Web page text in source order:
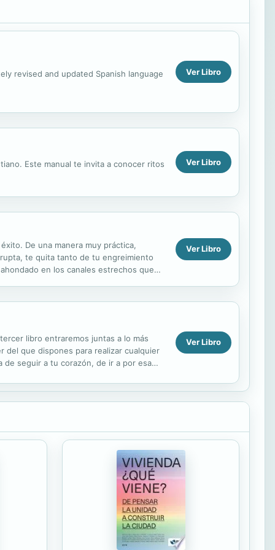
revised and updated Spanish language Ver Libro
Este manual te invita a conocer ritos Ver Libro
De una manera muy práctica,
te quita tanto de tu engreimiento
en los canales estrechos que
Ver Libro
libro entraremos juntas a lo más
que dispones para realizar cualquier
de seguir a tu corazón, de ir a por esa
Ver Libro